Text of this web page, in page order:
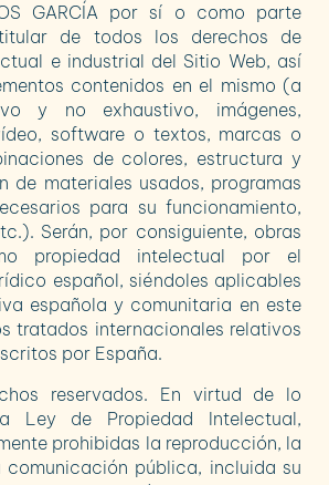
GARCÍApor sí o como parte
de todos los derechos de
e industrial del Sitio Web, así
contenidos en el mismo (a
y no exhaustivo, imágenes,
software o textos, marcas o
de colores, estructura y
de materiales usados, programas
para su funcionamiento,
Serán, por consiguiente, obras
propiedad intelectual por el
español, siéndoles aplicables
española y comunitaria en este
tratados internacionales relativos
por España.
reservados. En virtud de lo
Ley de Propiedad Intelectual,
prohibidas la reproducción, la
pública, incluida su